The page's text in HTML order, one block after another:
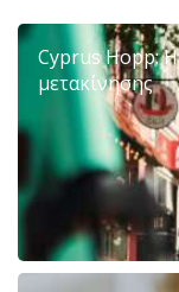
Cyprus Hopp: Η
μετακίνησης